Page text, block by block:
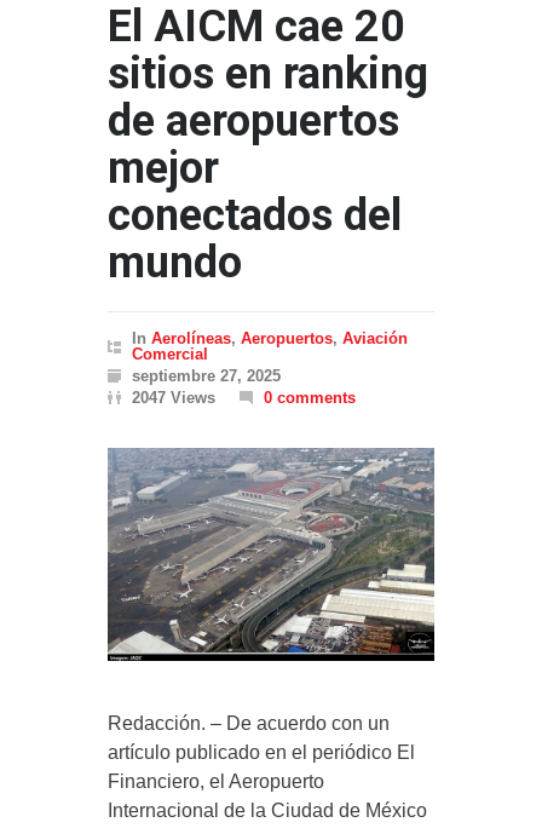
El AICM cae 20
sitios en ranking
de aeropuertos
mejor
conectados del
mundo
In Aerolíneas, Aeropuertos, Aviación
Comercial
septiembre 27, 2025
2047 Views
0 comments
Redacción. – De acuerdo con un
artículo publicado en el periódico El
Financiero, el Aeropuerto
Internacional de la Ciudad de México